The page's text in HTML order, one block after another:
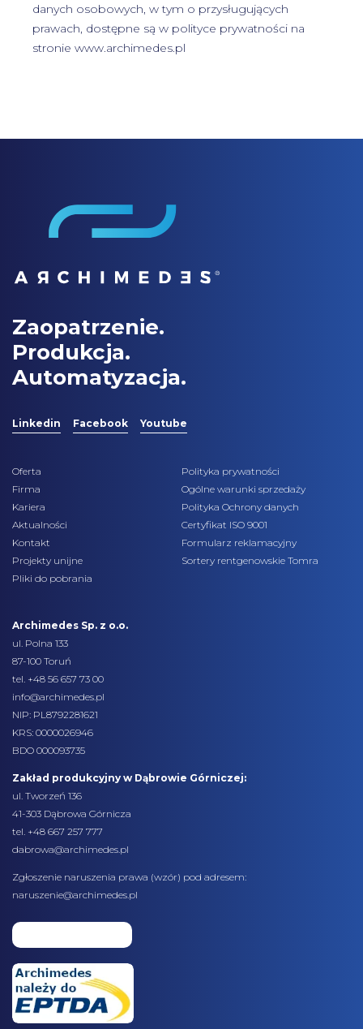
danych osobowych, w tym o przysługujących
prawach, dostępne są w polityce prywatności na
stronie www.archimedes.pl
Zaopatrzenie.
Produkcja.
Automatyzacja.
Linkedin Facebook Youtube
Oferta
Firma
Kariera
Aktualności
Kontakt
Projekty unijne
Pliki do pobrania
Polityka prywatności
Ogólne warunki sprzedaży
Polityka Ochrony danych
Certyfikat ISO 9001
Formularz reklamacyjny
Sortery rentgenowskie Tomra
Archimedes Sp. z o.o.
ul. Polna 133
87-100 Toruń
tel. +48 56 657 73 00
info@archimedes.pl
NIP: PL8792281621
KRS: 0000026946
BDO 000093735
Zakład produkcyjny w Dąbrowie Górniczej:
ul. Tworzeń 136
41-303 Dąbrowa Górnicza
tel. +48 667 257 777
dabrowa@archimedes.pl
Zgłoszenie naruszenia prawa (wzór) pod adresem:
naruszenie@archimedes.pl